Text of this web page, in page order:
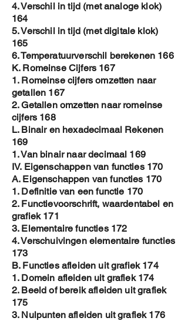
4. Verschil in tijd (met analoge klok)
164
5. Verschil in tijd (met digitale klok)
165
6. Temperatuurverschil berekenen 166
K. Romeinse Cijfers 167
1. Romeinse cijfers omzetten naar
getallen 167
2. Getallen omzetten naar romeinse
cijfers 168
L. Binair en hexadecimaal Rekenen
169
1. Van binair naar decimaal 169
IV. Eigenschappen van functies 170
A. Eigenschappen van functies 170
1. Definitie van een functie 170
2. Functievoorschrift, waardentabel en
grafiek 171
3. Elementaire functies 172
4. Verschuivingen elementaire functies
173
B. Functies afleiden uit grafiek 174
1. Domein afleiden uit grafiek 174
2. Beeld of bereik afleiden uit grafiek
175
3. Nulpunten afleiden uit grafiek 176